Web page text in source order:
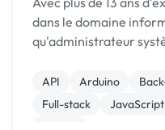
dans le domaine
qu'administrateur
solution clé en main,
et...
API Arduino
Full-stack
JavaScript